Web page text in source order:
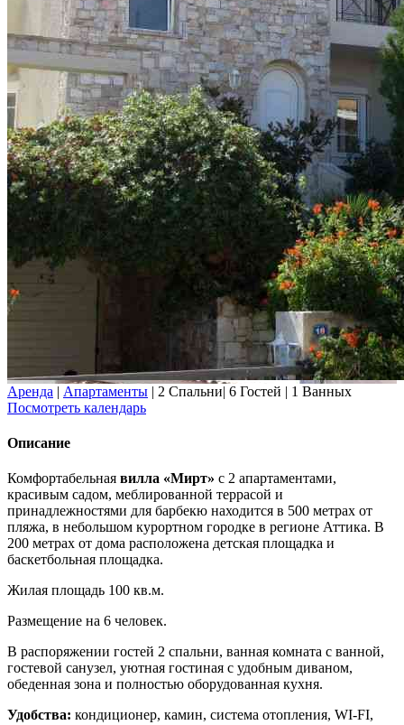
Аренда | Апартаменты | 2 Спальни| 6 Гостей | 1 Ванных
Посмотреть календарь
Описание
Комфортабельная вилла «Мирт» с 2 апартаментами,
красивым садом, меблированной террасой и
принадлежностями для барбекю находится в 500 метрах от
пляжа, в небольшом курортном городке в регионе Аттика. В
200 метрах от дома расположена детская площадка и
баскетбольная площадка.
Жилая площадь 100 кв.м.
Размещение на 6 человек.
В распоряжении гостей 2 спальни, ванная комната с ванной,
гостевой санузел, уютная гостиная с удобным диваном,
обеденная зона и полностью оборудованная кухня.
Удобства: кондиционер, камин, система отопления, WI-FI,